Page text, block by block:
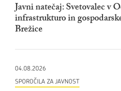
Javni natečaj: Svetovalec v
infrastrukturo in
Brežice
04.08.2026
SPOROČILA ZA JAVNOST